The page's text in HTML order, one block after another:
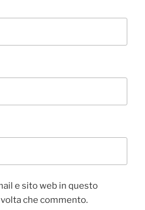
e sito web in questo
che commento.